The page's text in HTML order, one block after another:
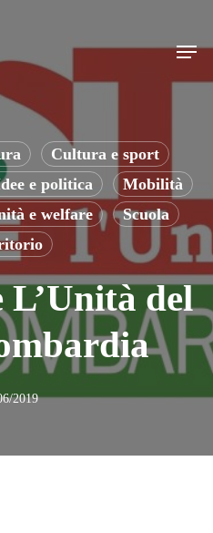
Menu
Cultura e sport
e politica
Mobilità
e welfare
Scuola
L’Unità del
2019